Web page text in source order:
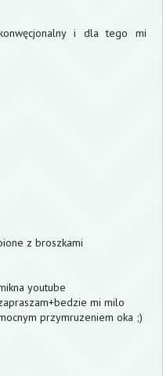
i dla tego mi
z broszkami
youtube
mi milo
przymruzeniem oka ;)